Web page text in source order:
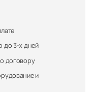
до 3-х дней
договору
и